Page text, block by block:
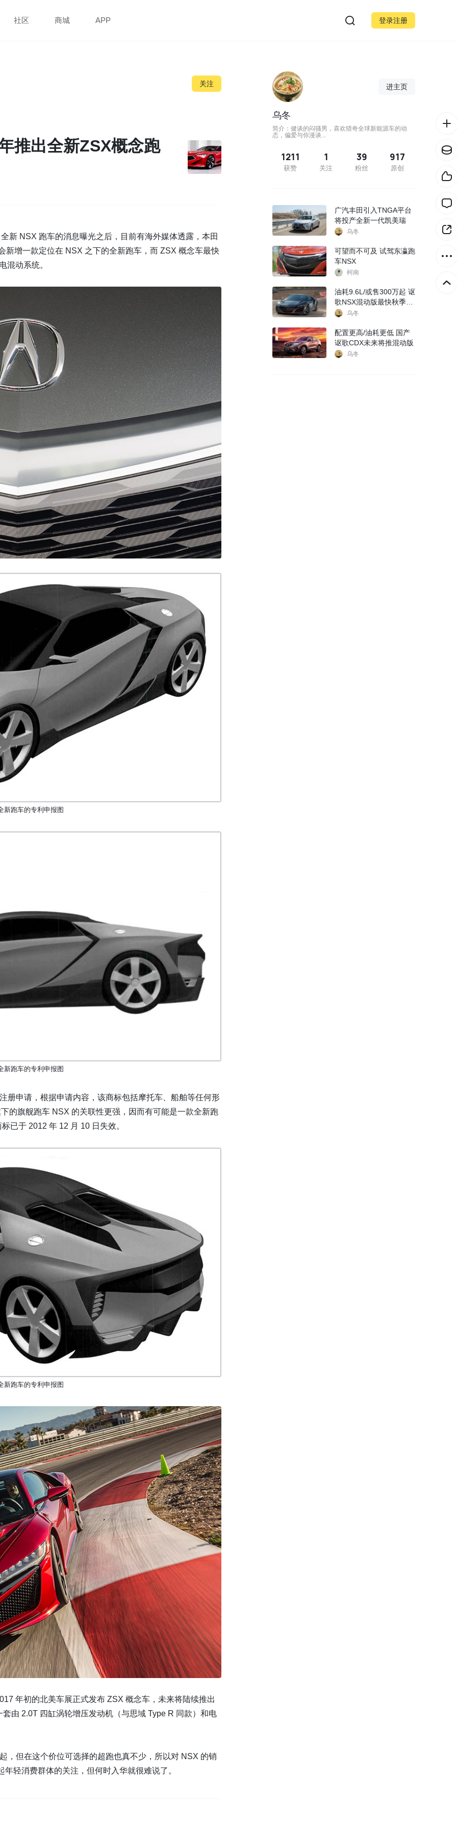
社区 商城 APP 登录注册
关注
推出全新ZSX概念跑
NSX 跑车的消息曝光之后，目前有海外媒体透露，本田
新增一款定位在 NSX 之下的全新跑车，而 ZSX 概念车最快
混动系统。
新跑车的专利申报图
新跑车的专利申报图
册申请，根据申请内容，该商标包括摩托车、船舶等任何形
的旗舰跑车 NSX 的关联性更强，因而有可能是一款全新跑
已于 2012 年 12 月 10 日失效。
新跑车的专利申报图
年初的北美车展正式发布 ZSX 概念车，未来将陆续推出
由 2.0T 四缸涡轮增压发动机（与思域 Type R 同款）和电
，但在这个价位可选择的超跑也真不少，所以对 NSX 的销
轻消费群体的关注，但何时入华就很难说了。
进主页
乌冬
简介：健谈的闷骚男，喜欢猎奇全球新能源车的动
态，偏爱与你漫谈...
1211
获赞
1
关注
39
粉丝
917
原创
广汽丰田引入TNGA平台
将投产全新一代凯美瑞
乌冬
可望而不可及 试驾东瀛跑
车NSX
柯南
油耗9.6L/或售300万起 讴
歌NSX混动版最快秋季上
市
乌冬
配置更高/油耗更低 国产
讴歌CDX未来将推混动版
乌冬